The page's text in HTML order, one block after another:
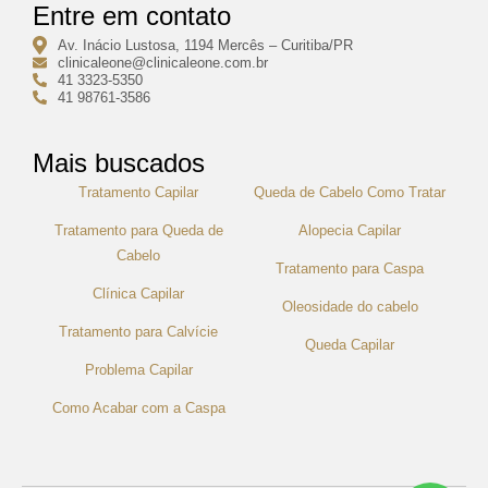
Entre em contato
Av. Inácio Lustosa, 1194 Mercês – Curitiba/PR
clinicaleone@clinicaleone.com.br
41 3323-5350
41 98761-3586
Mais buscados
Tratamento Capilar
Tratamento para Queda de
Cabelo
Clínica Capilar
Tratamento para Calvície
Problema Capilar
Como Acabar com a Caspa
Queda de Cabelo Como Tratar
Alopecia Capilar
Tratamento para Caspa
Oleosidade do cabelo
Queda Capilar